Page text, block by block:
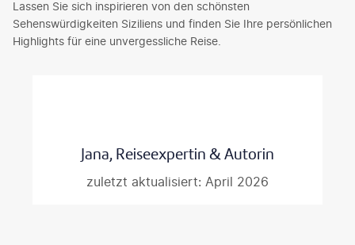
Lassen Sie sich inspirieren von den schönsten
Sehenswürdigkeiten Siziliens und finden Sie Ihre persönlichen
Highlights für eine unvergessliche Reise.
Jana, Reiseexpertin & Autorin
zuletzt aktualisiert: April 2026